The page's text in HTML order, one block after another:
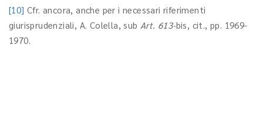
[10] Cfr. ancora, anche per i necessari riferimenti
giurisprudenziali, A. Colella, sub Art. 613-bis, cit., pp. 1969-
1970.